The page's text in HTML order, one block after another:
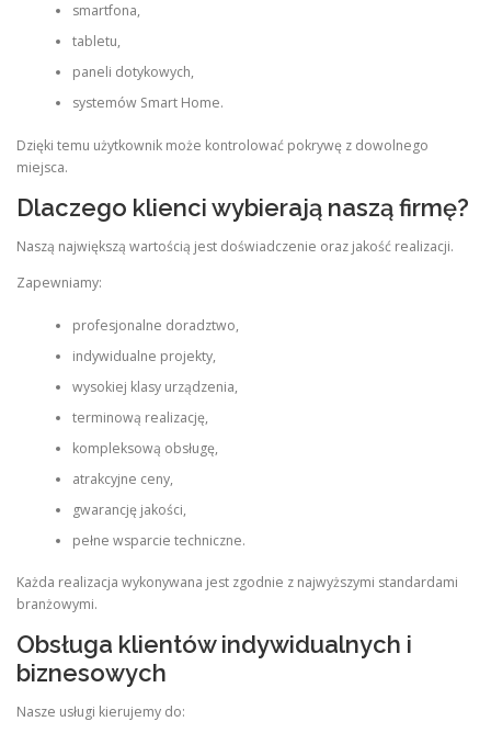
smartfona,
tabletu,
paneli dotykowych,
systemów Smart Home.
Dzięki temu użytkownik może kontrolować pokrywę z dowolnego
miejsca.
Dlaczego klienci wybierają naszą firmę?
Naszą największą wartością jest doświadczenie oraz jakość realizacji.
Zapewniamy:
profesjonalne doradztwo,
indywidualne projekty,
wysokiej klasy urządzenia,
terminową realizację,
kompleksową obsługę,
atrakcyjne ceny,
gwarancję jakości,
pełne wsparcie techniczne.
Każda realizacja wykonywana jest zgodnie z najwyższymi standardami
branżowymi.
Obsługa klientów indywidualnych i
biznesowych
Nasze usługi kierujemy do: